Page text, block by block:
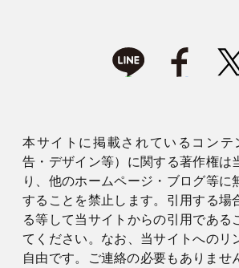
本サイトに掲載されているコンテ
告・デザイン等）に関する著作権は
り、他のホームページ・ブログ等に
することを禁止します。引用する場
る等して当サイトからの引用である
てください。なお、当サイトへのリ
自由です。ご連絡の必要もありませ